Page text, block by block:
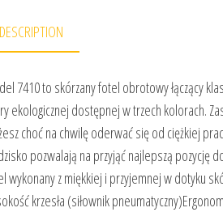
DESCRIPTION
7410 to skórzany fotel obrotowy łączący
ekologicznej dostępnej w trzech kolorach.
choć na chwilę oderwać się od ciężkiej
pozwalają na przyjąć najlepszą pozycję
wykonany z miękkiej i przyjemnej w dotyku
krzesła (siłownik